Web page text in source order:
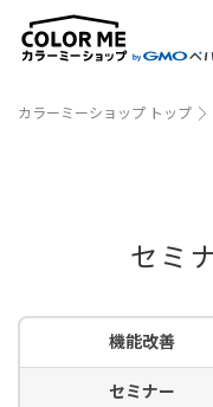
カラーミーショップ トップ
セミ
機能改善
セミナー